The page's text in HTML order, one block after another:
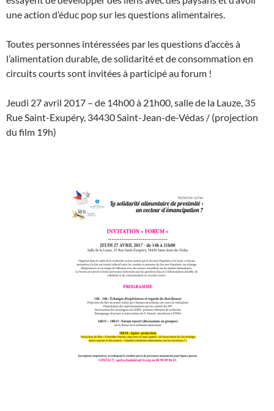
une action d’éduc pop sur les questions alimentaires.
Toutes personnes intéressées par les questions d’accès à
l’alimentation durable, de solidarité et de consommation en
circuits courtssont invitées à participé au forum !
Jeudi 27avril 2017 – de 14h00 à 21h00,salle de la Lauze, 35
Rue Saint-Exupéry, 34430 Saint-Jean-de-Védas / (projection
du film 19h)